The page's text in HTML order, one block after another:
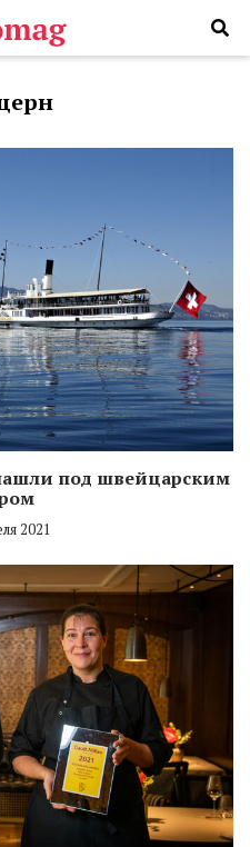
под швейцарским
2021